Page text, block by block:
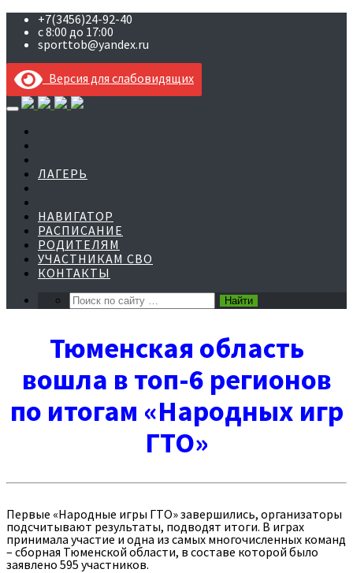
+7(3456)24-92-40
с 8:00 до 17:00
sporttob@yandex.ru
Версия для слабовидящих
Skip
to
content
ЛАГЕРЬ
НАВИГАТОР
РАСПИСАНИЕ
РОДИТЕЛЯМ
УЧАСТНИКАМ СВО
КОНТАКТЫ
Тюменская область
вошла в топ-6 регионов
по итогам «Народных игр
ГТО»
Первые «Народные игры ГТО» завершились, организаторы
подсчитывают результаты, подводят итоги. В играх
принимала участие и одна из самых многочисленных команд
– сборная Тюменской области, в составе которой было
заявлено 595 участников.